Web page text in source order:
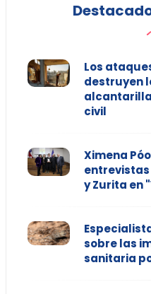
Los
destruyen
civil
Ximena
entrevistas
y Zurita en
sobre las
sanitaria